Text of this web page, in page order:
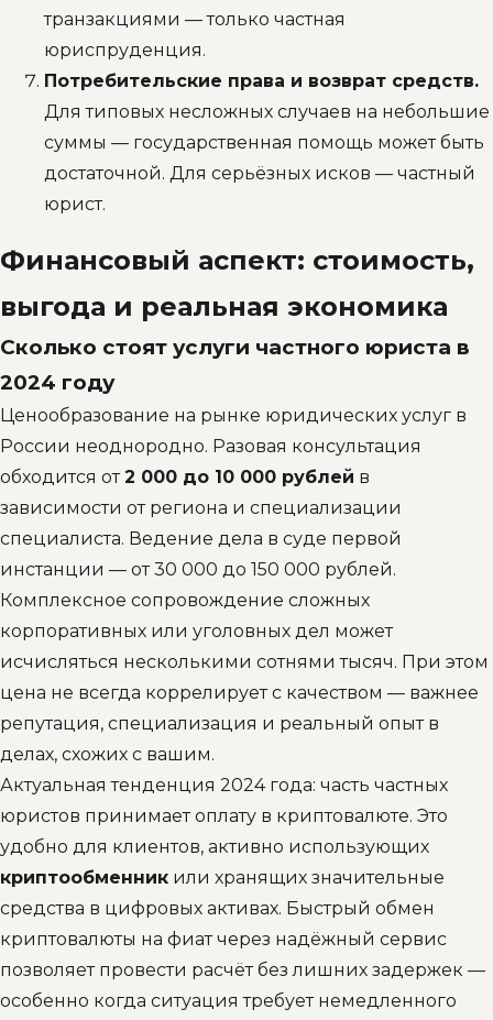
транзакциями — только частная
юриспруденция.
Потребительские права и возврат средств.
Для типовых несложных случаев на небольшие
суммы — государственная помощь может быть
достаточной. Для серьёзных исков — частный
юрист.
Финансовый аспект: стоимость,
выгода и реальная экономика
Сколько стоят услуги частного юриста в
2024 году
Ценообразование на рынке юридических услуг в
России неоднородно. Разовая консультация
обходится от2 000 до 10 000 рублей в
зависимости от региона и специализации
специалиста. Ведение дела в суде первой
инстанции — от 30 000 до 150 000 рублей.
Комплексное сопровождение сложных
корпоративных или уголовных дел может
исчисляться несколькими сотнями тысяч. При этом
цена не всегда коррелирует с качеством — важнее
репутация, специализация и реальный опыт в
делах, схожих с вашим.
Актуальная тенденция 2024 года: часть частных
юристов принимает оплату в криптовалюте. Это
удобно для клиентов, активно использующих
криптообменник или хранящих значительные
средства в цифровых активах. Быстрый обмен
криптовалюты на фиат через надёжный сервис
позволяет провести расчёт без лишних задержек —
особенно когда ситуация требует немедленного